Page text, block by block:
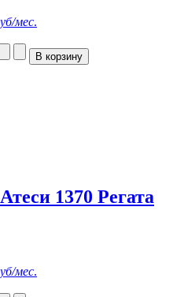
мес.
1370 Регата
мес.